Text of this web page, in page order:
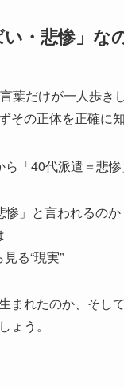
・悲惨」な
葉だけが一人歩
その正体を正確に
「40代派遣＝悲
惨」と言われるのか
る“現実”
まれたのか、そし
ょう。